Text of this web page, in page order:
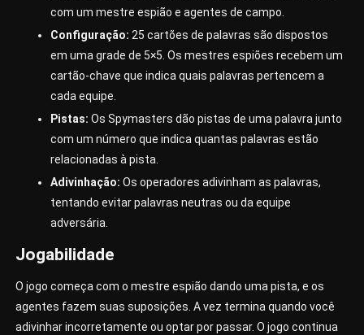
com um mestre espião e agentes de campo.
Configuração: 25 cartões de palavras são dispostos
em uma grade de 5×5. Os mestres espiões recebem um
cartão-chave que indica quais palavras pertencem a
cada equipe.
Pistas: Os Spymasters dão pistas de uma palavra junto
com um número que indica quantas palavras estão
relacionadas à pista.
Adivinhação: Os operadores adivinham as palavras,
tentando evitar palavras neutras ou da equipe
adversária.
Jogabilidade
O jogo começa com o mestre espião dando uma pista, e os
agentes fazem suas suposições. A vez termina quando você
adivinhar incorretamente ou optar por passar. O jogo continua